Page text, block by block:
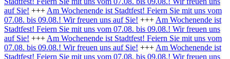
auf Sie! +++ Am Wochenende ist Stadtfest! Feiern Sie mit uns vom
07.08. bis 09.08.! Wir freuen uns auf Sie! +++ Am Wochenende ist
Stadtfest! Feiern Sie mit uns vom 07.08. bis 09.08.! Wir freuen uns
auf Sie! +++ Am Wochenende ist Stadtfest! Feiern Sie mit uns vom
07.08. bis 09.08.! Wir freuen uns auf Sie! +++ Am Wochenende ist
Stadtfest! Feiern Sie mit uns vom 07.08. bis 09.08.! Wir freuen uns